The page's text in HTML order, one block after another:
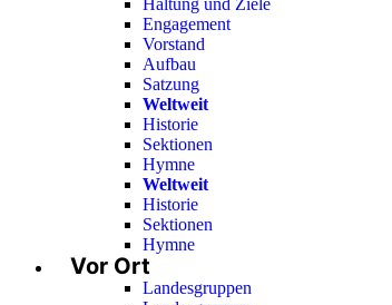
Engagement
Vorstand
Aufbau
Satzung
Weltweit
Historie
Sektionen
Hymne
Weltweit
Historie
Sektionen
Hymne
Vor Ort
Landesgruppen